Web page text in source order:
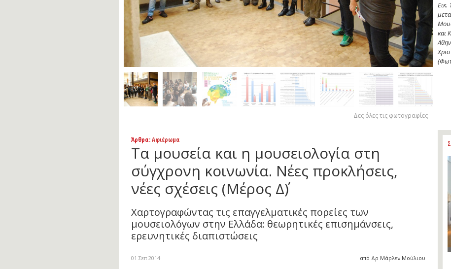
Δες όλες τις φωτογραφίες
Εικ.
Άρθρα: Αφιέρωμα
Τα μουσεία και η μουσειολογία στη
σύγχρονη κοινωνία. Νέες προκλήσεις,
νέες σχέσεις (Μέρος Δ΄)
Χαρτογραφώντας τις επαγγελματικές πορείες των
μουσειολόγων στην Ελλάδα: θεωρητικές επισημάνσεις,
ερευνητικές διαπιστώσεις
01 Σεπ 2014 από Δρ Μάρλεν Μούλιου